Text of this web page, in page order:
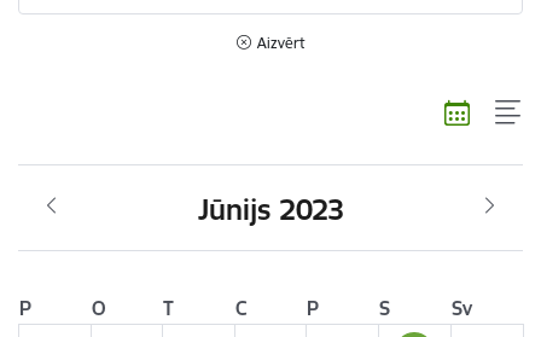
Aizvērt
Jūnijs 2023
P O T C P S
Sv